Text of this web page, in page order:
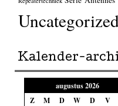
Kalender-
augustus 2026
Z
M D W D V